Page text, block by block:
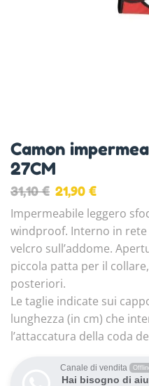
Camon
27CM
31,10€ 21,90 €
Impermeabile leggero
windproof. Interno in
velcro sull’addome.
piccola patta per il
posteriori.
Le taglie indicate sui
lunghezza (in cm) che
l’attaccatura della coda
Canale di vendita
Hai bisogno di